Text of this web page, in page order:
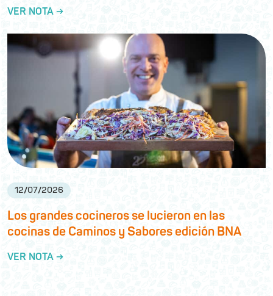
VER NOTA →
12/07/2026
Los grandes cocineros se lucieron en las
cocinas de Caminos y Sabores edición BNA
VER NOTA →